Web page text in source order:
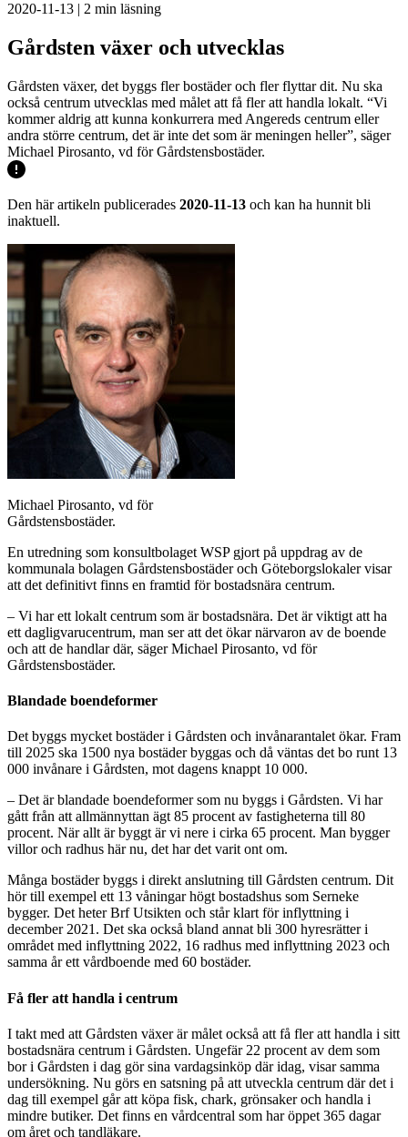
2020-11-13 | 2 min läsning
Gårdsten växer och utvecklas
Gårdsten växer, det byggs fler bostäder och fler flyttar dit. Nu ska
också centrum utvecklas med målet att få fler att handla lokalt. “Vi
kommer aldrig att kunna konkurrera med Angereds centrum eller
andra större centrum, det är inte det som är meningen heller”, säger
Michael Pirosanto, vd för Gårdstensbostäder.
Den här artikeln publicerades 2020-11-13 och kan ha hunnit bli
inaktuell.
Michael Pirosanto, vd för
Gårdstensbostäder.
En utredning som konsultbolaget WSP gjort på uppdrag av de
kommunala bolagen Gårdstensbostäder och Göteborgslokaler visar
att det definitivt finns en framtid för bostadsnära centrum.
– Vi har ett lokalt centrum som är bostadsnära. Det är viktigt att ha
ett dagligvarucentrum, man ser att det ökar närvaron av de boende
och att de handlar där, säger Michael Pirosanto, vd för
Gårdstensbostäder.
Blandade boendeformer
Det byggs mycket bostäder i Gårdsten och invånarantalet ökar. Fram
till 2025 ska 1500 nya bostäder byggas och då väntas det bo runt 13
000 invånare i Gårdsten, mot dagens knappt 10 000.
– Det är blandade boendeformer som nu byggs i Gårdsten. Vi har
gått från att allmännyttan ägt 85 procent av fastigheterna till 80
procent. När allt är byggt är vi nere i cirka 65 procent. Man bygger
villor och radhus här nu, det har det varit ont om.
Många bostäder byggs i direkt anslutning till Gårdsten centrum. Dit
hör till exempel ett 13 våningar högt bostadshus som Serneke
bygger. Det heter Brf Utsikten och står klart för inflyttning i
december 2021. Det ska också bland annat bli 300 hyresrätter i
området med inflyttning 2022, 16 radhus med inflyttning 2023 och
samma år ett vårdboende med 60 bostäder.
Få fler att handla i centrum
I takt med att Gårdsten växer är målet också att få fler att handla i sitt
bostadsnära centrum i Gårdsten. Ungefär 22 procent av dem som
bor i Gårdsten i dag gör sina vardagsinköp där idag, visar samma
undersökning. Nu görs en satsning på att utveckla centrum där det i
dag till exempel går att köpa fisk, chark, grönsaker och handla i
mindre butiker. Det finns en vårdcentral som har öppet 365 dagar
om året och tandläkare.